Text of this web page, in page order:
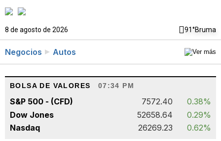
8 de agosto de 2026 91°Bruma
Negocios Autos
BOLSA DE VALORES 07:34 PM
S&P 500 - (CFD) 7572.40
0.38%
Dow Jones
52658.64
0.29%
Nasdaq
26269.23 0.62%